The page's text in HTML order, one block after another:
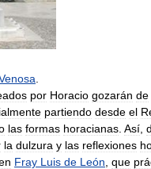
por Horacio gozarán de
partiendo desde el
las formas horacianas Así
la dulzura y las reflexiones
Fray Luis de León que